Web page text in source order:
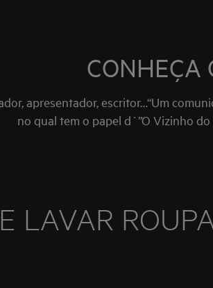
CONHEÇA
apresentador, escritor…“Um
no qual tem o papel d´”O Vizinho
LAVAR